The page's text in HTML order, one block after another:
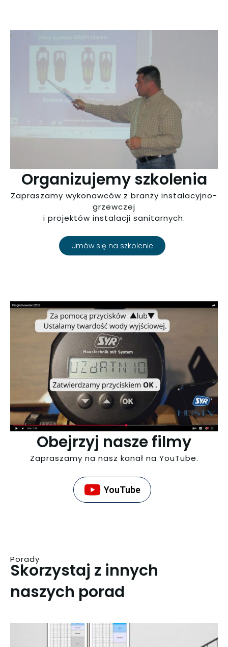
Organizujemy szkolenia
Zapraszamy wykonawców z branży instalacyjno-
grzewczej
i projektów instalacji sanitarnych.
Umów się na szkolenie
Obejrzyj nasze filmy
Zapraszamy na nasz kanał na YouTube.
YouTube
Porady
Skorzystaj z innych
naszych porad